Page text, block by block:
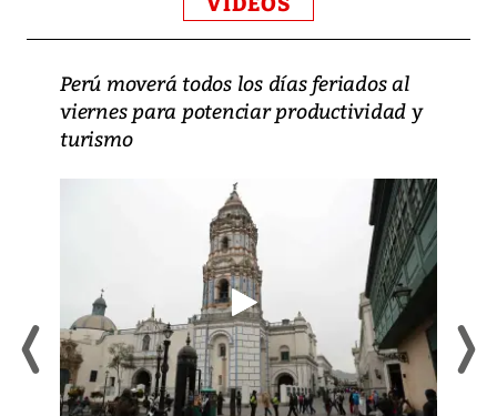
Perú moverá todos los días feriados al
viernes para potenciar productividad y
turismo